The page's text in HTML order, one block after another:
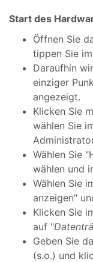
Start des
Öffnen Sie
tippen Sie
Daraufhin
einziger
angezeigt.
Klicken Sie
wählen Sie
Wählen Sie
wählen und
Wählen Sie
anzeigen"
Klicken Sie
auf "
Geben Sie
(s.o.) und